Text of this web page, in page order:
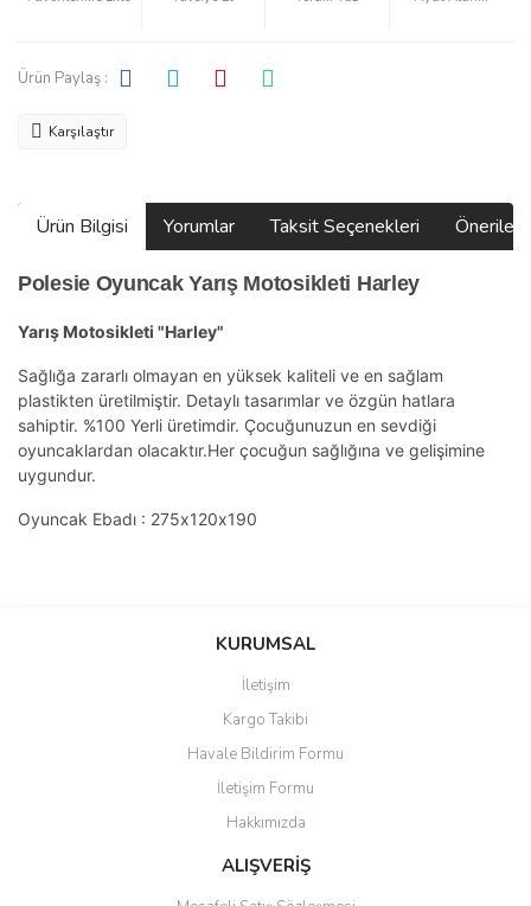
Ürün Paylaş :
Karşılaştır
Ürün Bilgisi Yorumlar Taksit Seçenekleri
Polesie Oyuncak Yarış Motosikleti Harley
Yarış Motosikleti "Harley"
Sağlığa zararlı olmayan en yüksek kaliteli ve en sağlam
plastikten üretilmiştir. Detaylı tasarımlar ve özgün hatlara
sahiptir. %100 Yerli üretimdir. Çocuğunuzun en sevdiği
oyuncaklardan olacaktır.Her çocuğun sağlığına ve gelişimine
uygundur.
Oyuncak Ebadı : 275х120х190
Bu ürüne ilk yorumu siz yapın!
Ürün resmi kalitesiz, bozuk veya görüntülenemiyor.
Ürün açıklamasında eksik bilgiler bulunuyor.
Ürün bilgilerinde hatalar bulunuyor.
Ürün fiyatı diğer sitelerden daha pahalı.
Bu ürüne benzer farklı alternatifler olmalı.
KURUMSAL
İletişim
Kargo Takibi
Havale Bildirim Formu
İletişim Formu
Hakkımızda
ALIŞVERİŞ